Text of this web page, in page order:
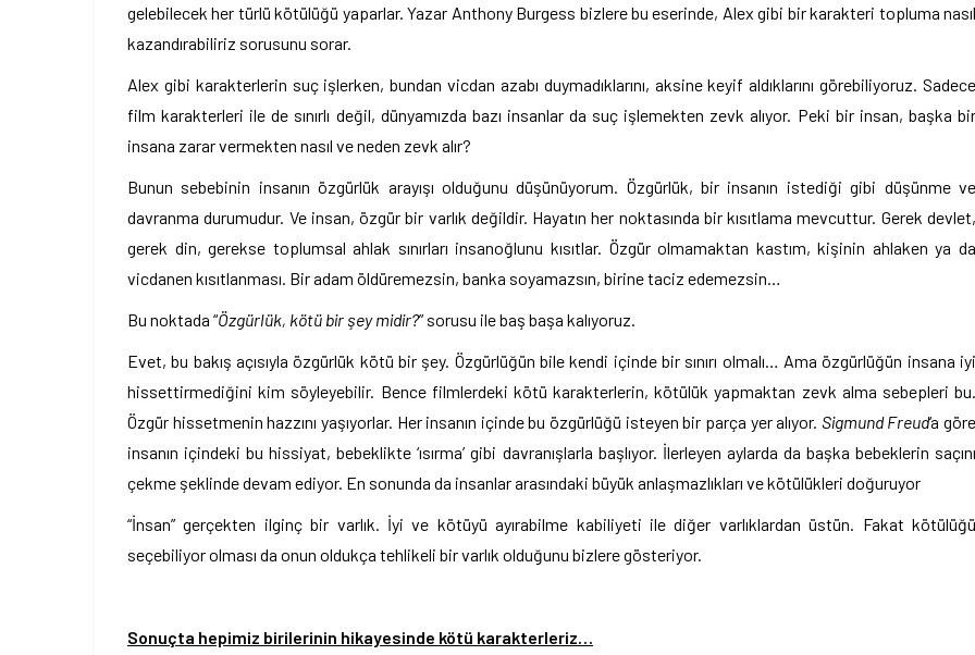
gelebilecek her türlü kötülüğü yaparlar. Yazar Anthony Burgess bizlere bu eserinde, Alex gibi bir karakteri topluma nasıl
kazandırabiliriz sorusunu sorar.
Alex gibi karakterlerin suç işlerken, bundan vicdan azabı duymadıklarını, aksine keyif aldıklarını görebiliyoruz. Sadece
film karakterleri ile de sınırlı değil, dünyamızda bazı insanlar da suç işlemekten zevk alıyor. Peki bir insan, başka bir
insana zarar vermekten nasıl ve neden zevk alır?
Bunun sebebinin insanın özgürlük arayışı olduğunu düşünüyorum. Özgürlük, bir insanın istediği gibi düşünme ve
davranma durumudur. Ve insan, özgür bir varlık değildir. Hayatın her noktasında bir kısıtlama mevcuttur. Gerek devlet,
gerek din, gerekse toplumsal ahlak sınırları insanoğlunu kısıtlar. Özgür olmamaktan kastım, kişinin ahlaken ya da
vicdanen kısıtlanması. Bir adam öldüremezsin, banka soyamazsın, birine taciz edemezsin…
Bu noktada “Özgürlük, kötü bir şey midir?” sorusu ile baş başa kalıyoruz.
Evet, bu bakış açısıyla özgürlük kötü bir şey. Özgürlüğün bile kendi içinde bir sınırı olmalı… Ama özgürlüğün insana iyi
hissettirmediğini kim söyleyebilir. Bence filmlerdeki kötü karakterlerin, kötülük yapmaktan zevk alma sebepleri bu.
Özgür hissetmenin hazzını yaşıyorlar. Her insanın içinde bu özgürlüğü isteyen bir parça yer alıyor. Sigmund Freud‘a göre
insanın içindeki bu hissiyat, bebeklikte ‘ısırma’ gibi davranışlarla başlıyor. İlerleyen aylarda da başka bebeklerin saçını
çekme şeklinde devam ediyor. En sonunda da insanlar arasındaki büyük anlaşmazlıkları ve kötülükleri doğuruyor
“İnsan” gerçekten ilginç bir varlık. İyi ve kötüyü ayırabilme kabiliyeti ile diğer varlıklardan üstün. Fakat kötülüğü
seçebiliyor olması da onun oldukça tehlikeli bir varlık olduğunu bizlere gösteriyor.
Sonuçta hepimiz birilerinin hikayesinde kötü karakterleriz…